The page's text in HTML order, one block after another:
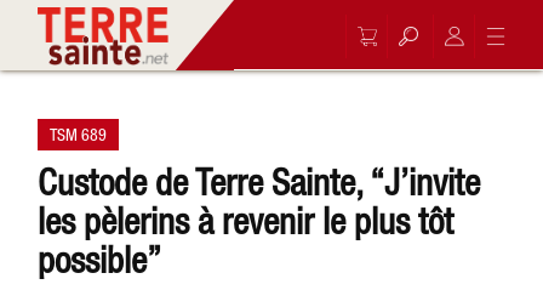
TSM 689
Custode de Terre Sainte, “J’invite
les pèlerins à revenir le plus tôt
possible”